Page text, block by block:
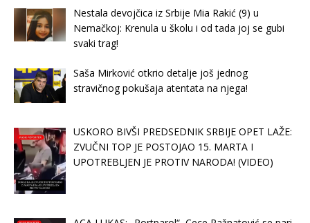
Nestala devojčica iz Srbije Mia Rakić (9) u
Nemačkoj: Krenula u školu i od tada joj se gubi
svaki trag!
Saša Mirković otkrio detalje još jednog
stravičnog pokušaja atentata na njega!
USKORO BIVŠI PREDSEDNIK SRBIJE OPET LAŽE:
ZVUČNI TOP JE POSTOJAO 15. MARTA I
UPOTREBLJEN JE PROTIV NARODA! (VIDEO)